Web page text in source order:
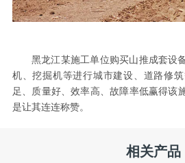
黑龙江某施工单位购买山推成套设
机、挖掘机等进行城市建设、道路修
足、质量好、效率高、故障率低赢得该
是让其连连称赞。
相关产品